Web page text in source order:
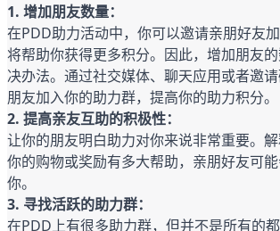
1. 增加朋友数量：
在PDD助力活动中，你可以邀请亲朋好友
将帮助你获得更多积分。因此，增加朋友
决办法。通过社交媒体、聊天应用或者邀
朋友加入你的助力群，提高你的助力积分。
2. 提高亲友互助的积极性：
让你的朋友明白助力对你来说非常重要。
你的购物或奖励有多大帮助，亲朋好友可
你。
3. 寻找活跃的助力群：
在PDD上有很多助力群，但并不是所有的